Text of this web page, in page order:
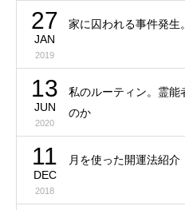
27
JAN
2019
家に囚われる事件発生。
13
JUN
2020
私のルーティン。霊能
のか
11
DEC
2018
月を使った開運法紹介